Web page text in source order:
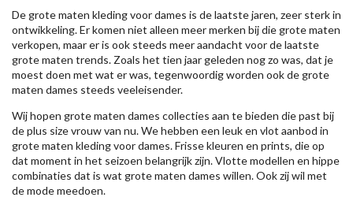
De grote maten kleding voor dames is de laatste jaren, zeer sterk in
ontwikkeling. Er komen niet alleen meer merken bij die grote maten
verkopen, maar er is ook steeds meer aandacht voor de laatste
grote maten trends. Zoals het tien jaar geleden nog zo was, dat je
moest doen met wat er was, tegenwoordig worden ook de grote
maten dames steeds veeleisender.
Wij hopen grote maten dames collecties aan te bieden die past bij
de plus size vrouw van nu. We hebben een leuk en vlot aanbod in
grote maten kleding voor dames. Frisse kleuren en prints, die op
dat moment in het seizoen belangrijk zijn. Vlotte modellen en hippe
combinaties dat is wat grote maten dames willen. Ook zij wil met
de mode meedoen.